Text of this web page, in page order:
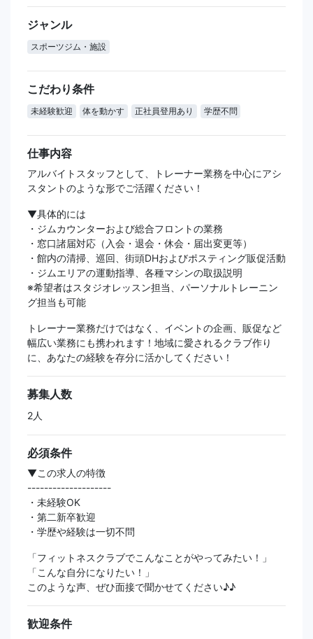
ジャンル
スポーツジム・施設
こだわり条件
未経験歓迎 体を動かす 正社員登用あり 学歴不問
仕事内容
アルバイトスタッフとして、トレーナー業務を中心にアシ
スタントのような形でご活躍ください！
▼具体的には
・ジムカウンターおよび総合フロントの業務
・窓口諸届対応（入会・退会・休会・届出変更等）
・館内の清掃、巡回、街頭DHおよびポスティング販促活動
・ジムエリアの運動指導、各種マシンの取扱説明
※希望者はスタジオレッスン担当、パーソナルトレーニン
グ担当も可能
トレーナー業務だけではなく、イベントの企画、販促など
幅広い業務にも携われます！地域に愛されるクラブ作り
に、あなたの経験を存分に活かしてください！
募集人数
2人
必須条件
▼この求人の特徴
--------------------
・未経験OK
・第二新卒歓迎
・学歴や経験は一切不問
「フィットネスクラブでこんなことがやってみたい！」
「こんな自分になりたい！」
このような声、ぜひ面接で聞かせてください♪♪
歓迎条件